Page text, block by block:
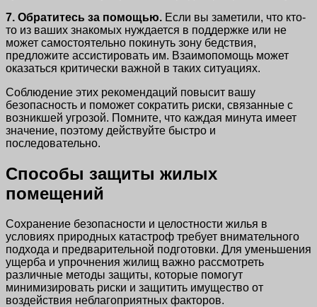
7. Обратитесь за помощью. Если вы заметили, что кто-
то из ваших знакомых нуждается в поддержке или не
может самостоятельно покинуть зону бедствия,
предложите ассистировать им. Взаимопомощь может
оказаться критически важной в таких ситуациях.
Соблюдение этих рекомендаций повысит вашу
безопасность и поможет сократить риски, связанные с
возникшей угрозой. Помните, что каждая минута имеет
значение, поэтому действуйте быстро и
последовательно.
Способы защиты жилых
помещений
Сохранение безопасности и целостности жилья в
условиях природных катастроф требует внимательного
подхода и предварительной подготовки. Для уменьшения
ущерба и упрочнения жилищ важно рассмотреть
различные методы защиты, которые помогут
минимизировать риски и защитить имущество от
воздействия неблагоприятных факторов.